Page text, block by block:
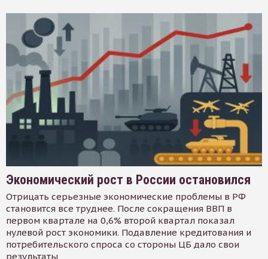
Экономический рост в России остановился
Отрицать серьезные экономические проблемы в РФ
становится все труднее. После сокращения ВВП в
первом квартале на 0,6% второй квартал показал
нулевой рост экономики. Подавление кредитования и
потребительского спроса со стороны ЦБ дало свои
результаты